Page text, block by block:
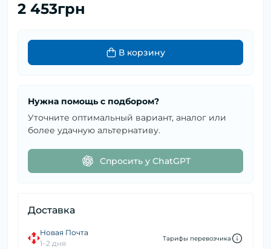
2 453грн
В корзину
Нужна помощь с подбором?
Уточните оптимальный вариант, аналог или
более удачную альтернативу.
Спросить у ChatGPT
Доставка
Новая Почта
1–2 дня
Тарифы перевозчика